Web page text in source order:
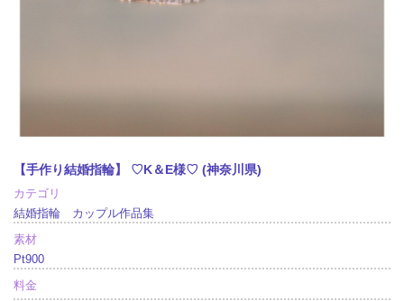
【手作り結婚指輪】 ♡K＆E様♡ (神奈川県)
カテゴリ
結婚指輪 カップル作品集
素材
Pt900
料金